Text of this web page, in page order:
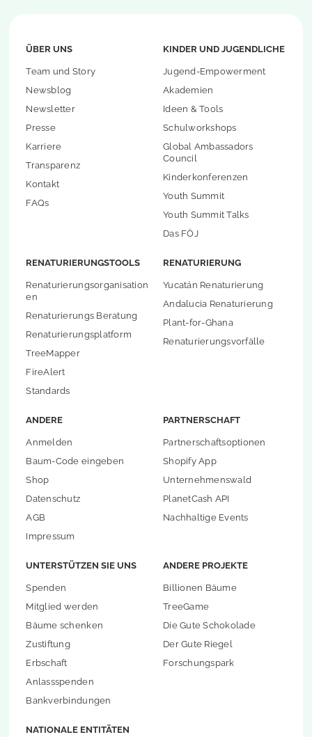
ÜBER UNS
Team und Story
Newsblog
Newsletter
Presse
Karriere
Transparenz
Kontakt
FAQs
KINDER UND JUGENDLICHE
Jugend-Empowerment
Akademien
Ideen & Tools
Schulworkshops
Global Ambassadors
Council
Kinderkonferenzen
Youth Summit
Youth Summit Talks
Das FÖJ
RENATURIERUNGSTOOLS
Renaturierungsorganisation
en
Renaturierungs Beratung
Renaturierungsplatform
TreeMapper
FireAlert
Standards
RENATURIERUNG
Yucatán Renaturierung
Andalucia Renaturierung
Plant-for-Ghana
Renaturierungsvorfälle
ANDERE
Anmelden
Baum-Code eingeben
Shop
Datenschutz
AGB
Impressum
PARTNERSCHAFT
Partnerschaftsoptionen
Shopify App
Unternehmenswald
PlanetCash API
Nachhaltige Events
UNTERSTÜTZEN SIE UNS
Spenden
Mitglied werden
Bäume schenken
Zustiftung
Erbschaft
Anlassspenden
Bankverbindungen
ANDERE PROJEKTE
Billionen Bäume
TreeGame
Die Gute Schokolade
Der Gute Riegel
Forschungspark
NATIONALE ENTITÄTEN